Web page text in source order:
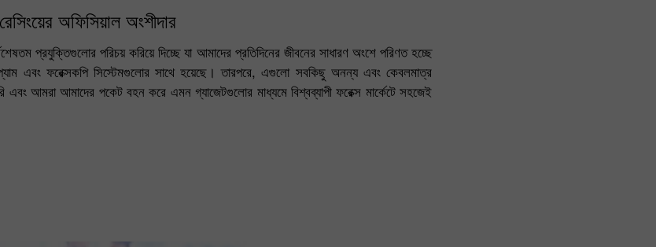
অফিসিয়াল অংশীদার
প্রযুক্তিগুলোর পরিচয় করিয়ে দিচ্ছে যা আমাদের প্রতিদিনের জীবনের সাধারণ অংশে পরিণত হচ্ছে
এবং ফরেক্সকপি সিস্টেমগুলোর সাথে হয়েছে। তারপরে, এগুলো সবকিছু অনন্য এবং কেবলমাত্র
আমরা আমাদের পকেট বহন করে এমন গ্যাজেটগুলোর মাধ্যমে বিশ্বব্যাপী ফরেক্স মার্কেটে সহজেই